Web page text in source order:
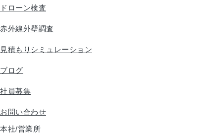
ドローン検査
赤外線外壁調査
見積もりシミュレーション
ブログ
社員募集
お問い合わせ
本社/営業所